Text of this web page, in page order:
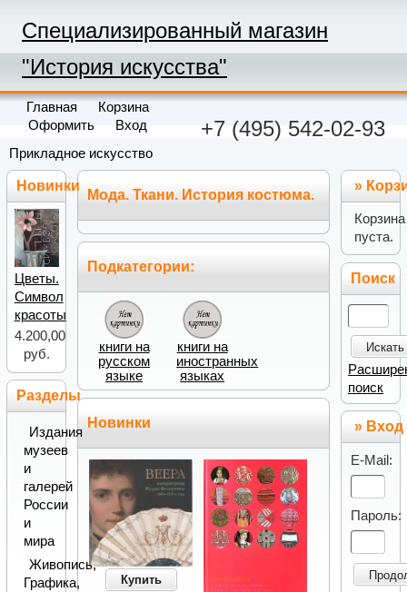
Специализированный магазин
"История искусства"
+7 (495) 542-02-93
Главная
Корзина
Оформить
Вход
Прикладное искусство
Мода. Ткани. История костюма.
Подкатегории:
книги на
русском
языке
книги на
иностранных
языках
Новинки
Купить
Новинки
Цветы.
Символ
красоты
4.200,00
руб.
Разделы
Издания
музеев
и
галерей
России
и
мира
Живопись,
Графика,
»
Корзина
пуста.
Поиск
Искать
поиск
» Вход
E-Mail:
Пароль: